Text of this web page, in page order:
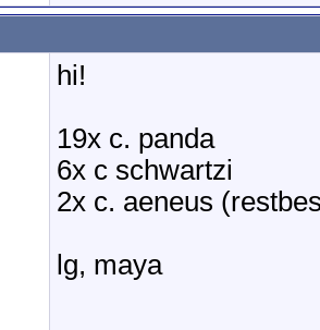
hi!
19x c. panda
6x c schwartzi
2x c. aeneus
lg, maya